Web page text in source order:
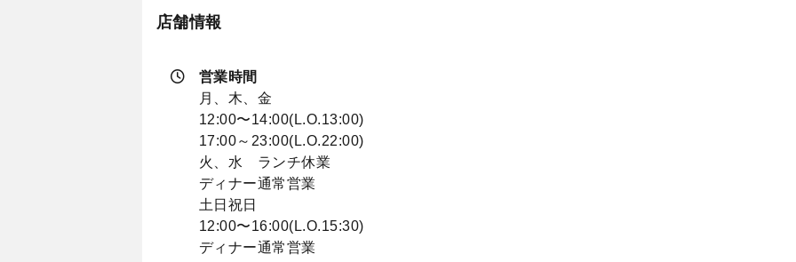
店舗情報
営業時間
月、木、金
12:00〜14:00(L.O.13:00)
17:00～23:00(L.O.22:00)
火、水 ランチ休業
ディナー通常営業
土日祝日
12:00〜16:00(L.O.15:30)
ディナー通常営業